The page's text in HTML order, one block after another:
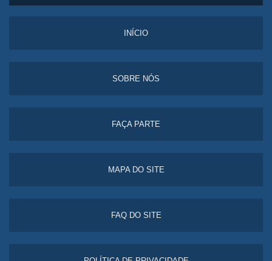
INÍCIO
SOBRE NÓS
FAÇA PARTE
MAPA DO SITE
FAQ DO SITE